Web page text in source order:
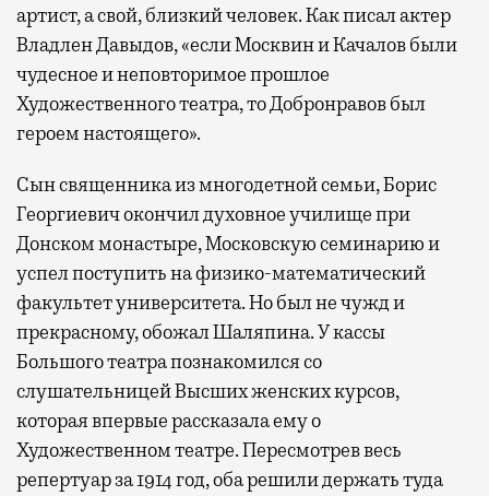
артист, а свой, близкий человек. Как писал актер
Владлен Давыдов, «если Москвин и Качалов были
чудесное и неповторимое прошлое
Художественного театра, то Добронравов был
героем настоящего».
Сын священника из многодетной семьи, Борис
Георгиевич окончил духовное училище при
Донском монастыре, Московскую семинарию и
успел поступить на физико-математический
факультет университета. Но был не чужд и
прекрасному, обожал Шаляпина. У кассы
Большого театра познакомился со
слушательницей Высших женских курсов,
которая впервые рассказала ему о
Художественном театре. Пересмотрев весь
репертуар за 1914 год, оба решили держать туда